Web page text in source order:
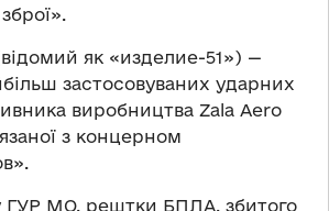
як «изделие-51») —
застосовуваних ударних
виробництва Zala Aero
з концерном
ГУР МО, рештки БПЛА, збитого